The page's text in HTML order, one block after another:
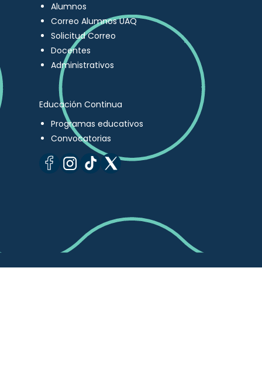
Alumnos
Correo Alumnos UAQ
Solicitud Correo
Docentes
Administrativos
Educación Continua
Programas educativos
Convocatorias